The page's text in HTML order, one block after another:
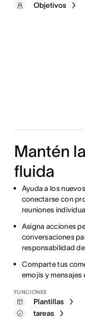
Objetivos
Mantén
fluida
Ayuda a los
conectarse con
reuniones
Asigna acciones
conversaciones
responsabilidad
Comparte tus
emojis y mensajes
FUNCIONES
Plantillas
tareas